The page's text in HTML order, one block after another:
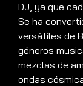
DJ, ya que
Se ha
versátiles de
géneros
mezclas de
ondas